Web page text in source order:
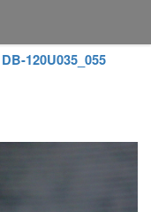
DB-120U035_055